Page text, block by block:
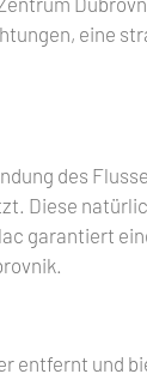
eine
des
Diese
garantiert
entfernt und